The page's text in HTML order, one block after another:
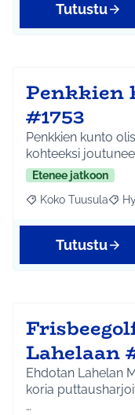
Tutustu
Penkkien
#1753
Penkkien kunto
Etenee jatkoon
Rajaa tulokset
Koko Tuusula
Tutustu
Lahelaan
Ehdotan Lahelan
koria
…